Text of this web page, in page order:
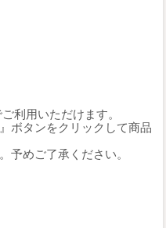
利用いただけます。
ボタンをクリックして商品
予めご了承ください。